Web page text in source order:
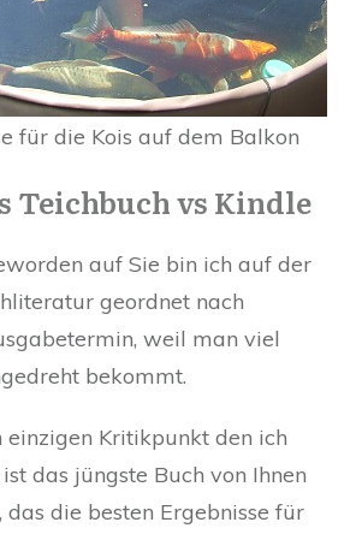
für die Kois auf dem Balkon
Teichbuch vs Kindle
auf Sie bin ich auf der
geordnet nach
weil man viel
bekommt.
einzigen Kritikpunkt den ich
das jüngste Buch von Ihnen
das die besten Ergebnisse für